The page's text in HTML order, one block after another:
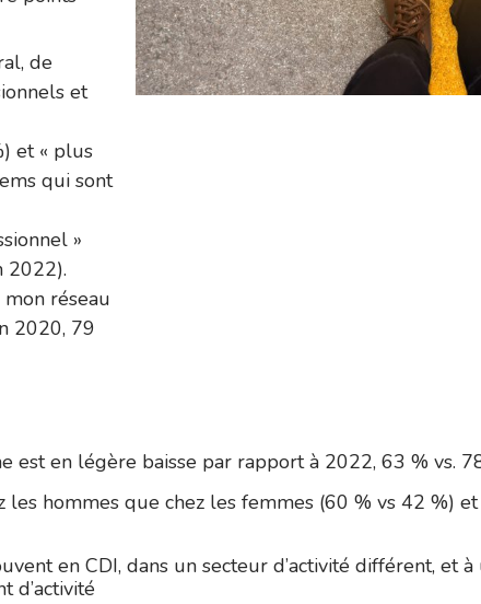
de
et
et « plus
qui sont
»
2022).
mon réseau
2020, 79
est en légère baisse par rapport à 2022, 63 % vs.
hommes que chez les femmes (60 % vs 42 %)
en CDI, dans un secteur d’activité différent, et
d’activité